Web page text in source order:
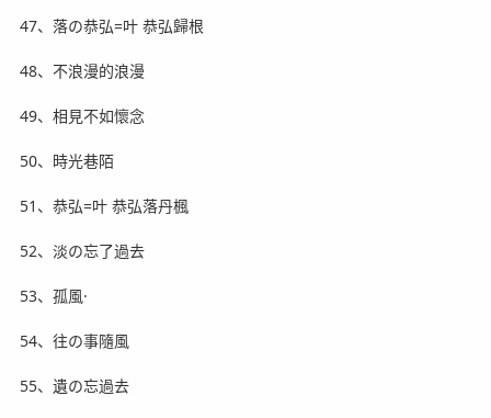
47、落の恭弘=叶 恭弘歸根
48、不浪漫的浪漫
49、相見不如懷念
50、時光巷陌
51、恭弘=叶 恭弘落丹楓
52、淡の忘了過去
53、孤風·
54、往の事隨風
55、遺の忘過去